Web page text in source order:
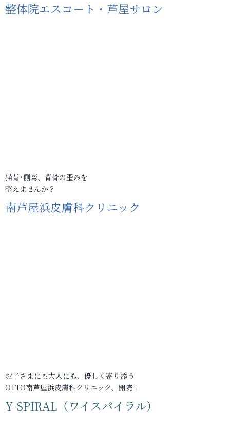
整体院エスコート・芦屋サロン
猫背･側弯、背骨の歪みを
整えませんか？
南芦屋浜皮膚科クリニック
お子さまにも大人にも、優しく寄り添う
OTTO南芦屋浜皮膚科クリニック、開院！
Y-SPIRAL（ワイスパイラル）